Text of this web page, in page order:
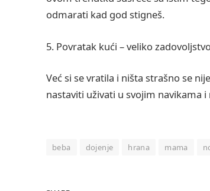
odmarati kad god stigneš.
5. Povratak kući – veliko
Već si se vratila i ništa strašno se
nastaviti uživati u svojim navikama
beba dojenje hrana mama